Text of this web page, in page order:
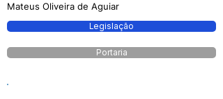
Mateus Oliveira de Aguiar
Legislação
Portaria